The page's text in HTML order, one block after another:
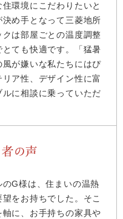
環境にこだわりたいと
め手となって三菱地所
は部屋ごとの温度調整
ても快適です。「猛暑
が嫌いな私たちにはぴ
ア性、デザイン性に富
に相談に乗っていただ
G様は、住まいの温熱
をお持ちでした。そこ
に、お手持ちの家具や